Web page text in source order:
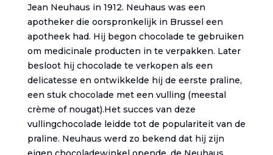
Jean Neuhaus in 1912. Neuhaus was een
apotheker die oorspronkelijk in Brussel een
apotheek had. Hij begon chocolade te gebruiken
om medicinale producten in te verpakken. Later
besloot hij chocolade te verkopen als een
delicatesse en ontwikkelde hij de eerste praline,
een stuk chocolade met een vulling (meestal
crème of nougat).Het succes van deze
vullingchocolade leidde tot de populariteit van de
praline. Neuhaus werd zo bekend dat hij zijn